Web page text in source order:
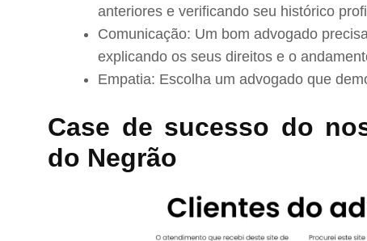
anteriores e verificando seu histórico
Comunicação: Um bom advogado
explicando os seus direitos e o
Empatia: Escolha um advogado que
Case de sucesso do
do Negrão